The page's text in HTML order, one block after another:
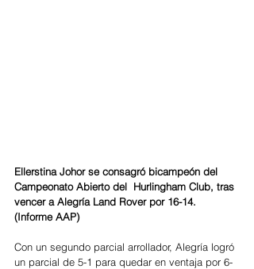
Ellerstina Johor se consagró bicampeón del
Campeonato Abierto del  Hurlingham Club, tras
vencer a Alegría Land Rover por 16-14.
(Informe AAP)
Con un segundo parcial arrollador, Alegría logró
un parcial de 5-1 para quedar en ventaja por 6-